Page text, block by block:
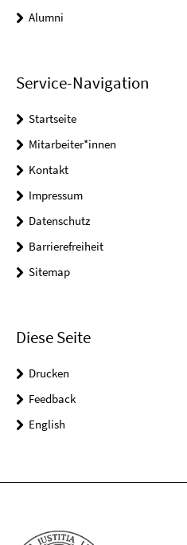
Alumni
Service-Navigation
Startseite
Mitarbeiter*innen
Kontakt
Impressum
Datenschutz
Barrierefreiheit
Sitemap
Diese Seite
Drucken
Feedback
English